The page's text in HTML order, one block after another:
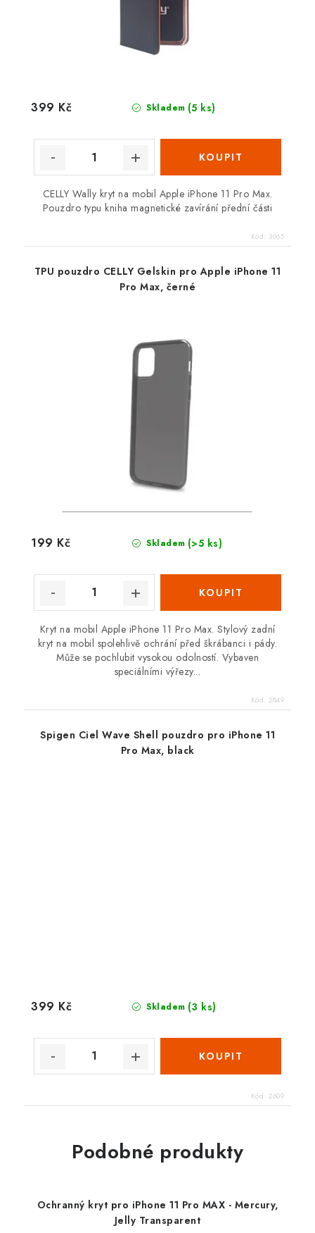
Skladem (5 ks)
399 Kč
CELLY Wally kryt na mobil Apple iPhone 11 Pro Max.
Pouzdro typu kniha magnetické zavírání přední části
Kód: 3065
TPU pouzdro CELLY Gelskin pro Apple iPhone 11
Pro Max, černé
Skladem (>5 ks)
199 Kč
Kryt na mobil Apple iPhone 11 Pro Max. Stylový zadní
kryt na mobil spolehlivě ochrání před škrábanci i pády.
Může se pochlubit vysokou odolností. Vybaven
speciálními výřezy...
Kód: 2849
Spigen Ciel Wave Shell pouzdro pro iPhone 11
Pro Max, black
Skladem (3 ks)
399 Kč
Kód: 2609
Podobné produkty
Ochranný kryt pro iPhone 11 Pro MAX - Mercury,
Jelly Transparent